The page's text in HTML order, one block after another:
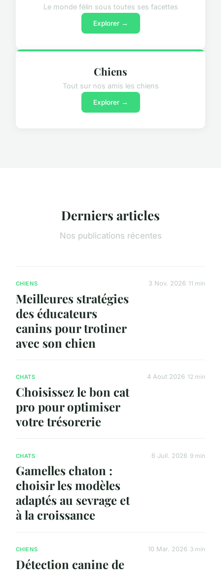
Le monde félin sous toutes ses facettes
Explorer →
Chiens
Tout sur nos amis les chiens
Explorer →
Derniers articles
Nos publications récentes
CHIENS
Meilleures stratégies
des éducateurs
canins pour trotiner
avec son chien
3 Nov. 2026 11 min
CHATS
Choisissez le bon cat
pro pour optimiser
votre trésorerie
4 Aout 2026 12 min
CHATS
Gamelles chaton :
choisir les modèles
adaptés au sevrage et
à la croissance
6 Juil. 2026 9 min
CHIENS
Détection canine de
10 Mar. 2026 3 min